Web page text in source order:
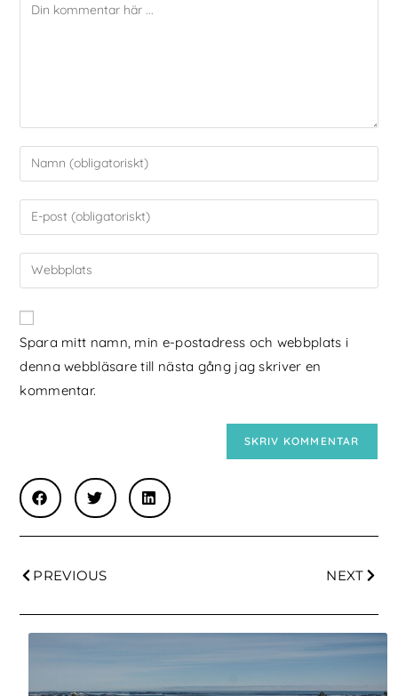
Spara mitt namn, min e-postadress och webbplats i
denna webbläsare till nästa gång jag skriver en
kommentar.
PREVIOUS NEXT